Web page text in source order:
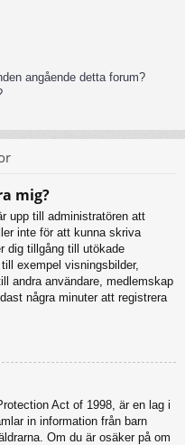
angående detta forum?
mig?
upp till administratören att
inte för att kunna skriva
dig tillgång till utökade
exempel visningsbilder,
andra användare, medlemskap
några minuter att registrera
Act of 1998, är en lag i
in information från barn
Om du är osäker på om